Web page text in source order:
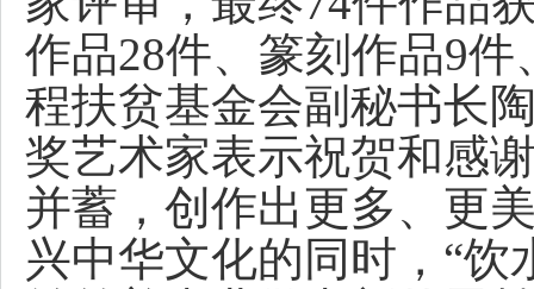
作品28件、篆刻作品9
程扶贫基金会副秘书长
奖艺术家表示祝贺和感
并蓄，创作出更多、更
兴中华文化的同时，“饮